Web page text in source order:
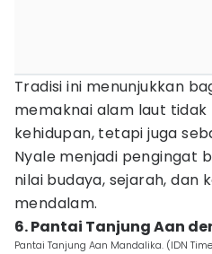
Tradisi ini menunjukkan
memaknai alam laut
kehidupan, tetapi juga
Nyale menjadi pengingat
nilai budaya, sejarah, dan
mendalam.
6. Pantai Tanjung Aan
Pantai Tanjung Aan Mandalika. (IDN